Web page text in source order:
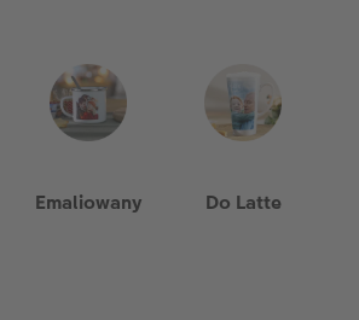
Emaliowany Do Latte